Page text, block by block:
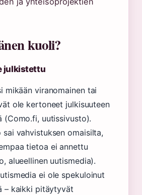
kuoli?
julkistettu
mikään viranomainen tai
ole kertoneet julkisuuteen
(Como.fi, uutissivusto).
sai vahvistuksen omaisilta,
tietoa ei annettu
alueellinen uutismedia).
ei ole spekuloinut
– kaikki pitäytyvät